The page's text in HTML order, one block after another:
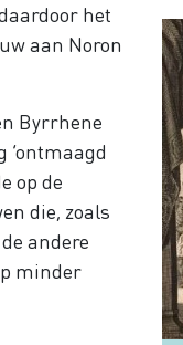
het
aan Noron
Byrrhene
‘ontmaagd
op de
die, zoals
andere
minder